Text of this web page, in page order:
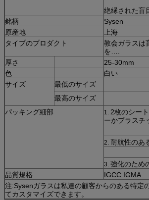
絶縁された盲
銘柄
Sysen
原産地
上海
タイプのプロダクト
教会ガラスは
を….
厚さ
25-30mm
色
白い
サイズ
最低のサイズ
最高のサイズ
パッキング細部
1. 2枚のシー
ーかプラスチ
2. 耐航性のあ
3. 強化のため
品質規格
IGCC IGMA
注:Sysenガラスは私達の顧客からのある特定
てカスタマイズできます。